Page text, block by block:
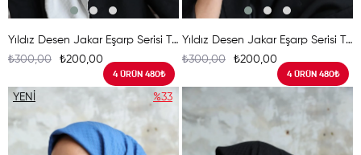
Yıldız Desen Jakar Eşarp Serisi Taş
₺200,00
₺300,00
4 ÜRÜN 480₺
Yıldız Desen Jakar Eşarp Serisi Tarçın
₺200,00
₺300,00
4 ÜRÜN 480₺
%33
YENI
ÜRÜN